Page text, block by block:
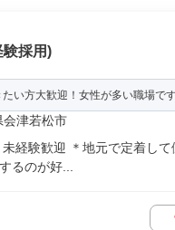
験採用)
い方大歓迎！女性が多い職場です
津若松市
経験歓迎 ＊地元で定着して
るのが好...